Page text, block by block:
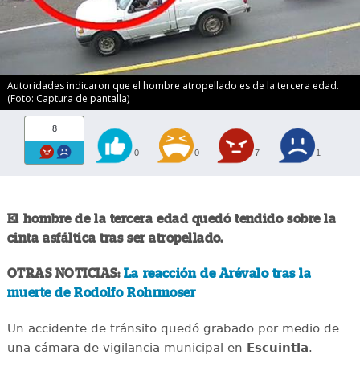
Autoridades indicaron que el hombre atropellado es de la tercera edad.
(Foto: Captura de pantalla)
8
0 0 7 1
El hombre de la tercera edad quedó tendido sobre la
cinta asfáltica tras ser atropellado.
OTRAS NOTICIAS: La reacción de Arévalo tras la
muerte de Rodolfo Rohrmoser
Un accidente de tránsito quedó grabado por medio de
una cámara de vigilancia municipal en Escuintla.